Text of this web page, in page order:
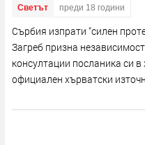
Светът преди 18 години
Сърбия изпрати "силен
Загреб призна
консултации посланика си
официален хърватски